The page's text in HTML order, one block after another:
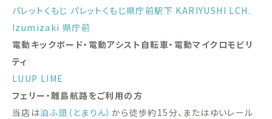
パレットくもじ パレットくもじ県庁前駅下 KARIYUSHI LCH.
Izumizaki 県庁前
電動キックボード・電動アシスト自転車・電動マイクロモビリ
ティ
LUUP LIME
フェリー・離島航路をご利用の方
当店は泊ふ頭（とまりん） から徒歩約15分、またはゆいレール